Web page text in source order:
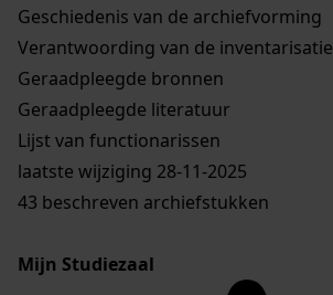
Geschiedenis van de archiefvorming
Verantwoording van de inventarisatie
Geraadpleegde bronnen
Geraadpleegde literatuur
Lijst van functionarissen
laatste wijziging 28-11-2025
43 beschreven archiefstukken
Mijn Studiezaal